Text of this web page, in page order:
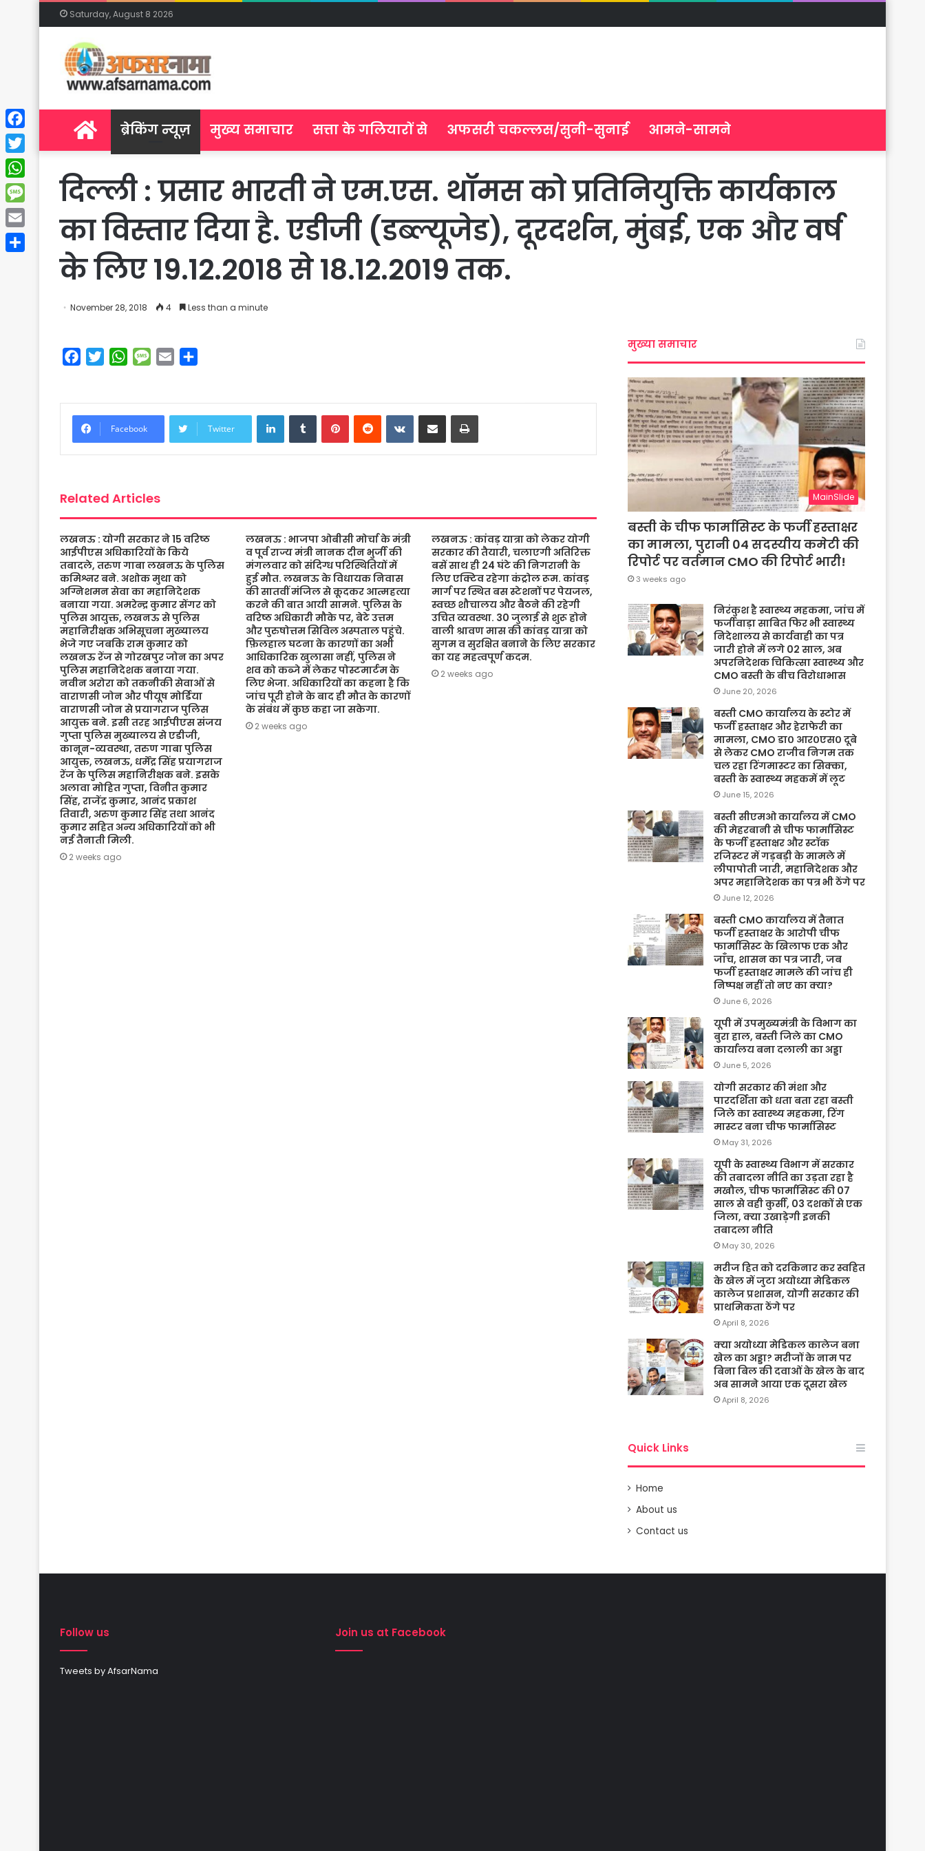
Saturday, August 8 2026
Homeब्रेकिंग न्यूज़ मुख्य समाचार सत्ता के गलियारों से अफसरी चकल्लस/सुनी-सुनाई आमने-सामने
दिल्ली : प्रसार भारती ने एम.एस. थॉमस को प्रतिनियुक्ति कार्यकाल
का विस्तार दिया है. एडीजी (डब्ल्यूजेड), दूरदर्शन, मुंबई, एक और वर्ष
के लिए 19.12.2018 से 18.12.2019 तक.
November 28, 2018 4 Less than a minute
b
o
e
W
s
A
M
g
Facebook Twitter
LinkedInTumblrPinterestReddit VKontakte
Share via Email Print
Related Articles
लखनऊ : योगी सरकार ने 15 वरिष्ठ
आईपीएस अधिकारियों के किये
तबादले, तरुण गाबा लखनऊ के पुलिस
कमिश्नर बने. अशोक मुथा को
अग्निशमन सेवा का महानिदेशक
बनाया गया. अमरेन्द्र कुमार सेंगर को
पुलिस आयुक्त, लखनऊ से पुलिस
महानिरीक्षक अभिसूचना मुख्यालय
भेजे गए जबकि राम कुमार को
लखनऊ रेंज से गोरखपुर जोन का अपर
पुलिस महानिदेशक बनाया गया.
नवीन अरोरा को तकनीकी सेवाओं से
वाराणसी जोन और पीयूष मोर्डिया
वाराणसी जोन से प्रयागराज पुलिस
आयुक्त बने. इसी तरह आईपीएस संजय
गुप्ता पुलिस मुख्यालय से एडीजी,
कानून-व्यवस्था, तरुण गाबा पुलिस
आयुक्त, लखनऊ, धर्मेंद्र सिंह प्रयागराज
रेंज के पुलिस महानिरीक्षक बने. इसके
अलावा मोहित गुप्ता, विनीत कुमार
सिंह, राजेंद्र कुमार, आनंद प्रकाश
तिवारी, अरुण कुमार सिंह तथा आनंद
कुमार सहित अन्य अधिकारियों को भी
नई तैनाती मिली.
2 weeks ago
लखनऊ : भाजपा ओबीसी मोर्चा के मंत्री
व पूर्व राज्य मंत्री नानक दीन भुर्जी की
मंगलवार को संदिग्ध परिस्थितियों में
हुई मौत. लखनऊ के विधायक निवास
की सातवीं मंजिल से कूदकर आत्महत्या
करने की बात आयी सामने. पुलिस के
वरिष्ठ अधिकारी मौके पर, बेटे उत्तम
और पुरुषोत्तम सिविल अस्पताल पहुंचे.
फ़िलहाल घटना के कारणों का अभी
आधिकारिक खुलासा नहीं, पुलिस ने
शव को कब्जे में लेकर पोस्टमार्टम के
लिए भेजा. अधिकारियों का कहना है कि
जांच पूरी होने के बाद ही मौत के कारणों
के संबंध में कुछ कहा जा सकेगा.
2 weeks ago
लखनऊ : कांवड़ यात्रा को लेकर योगी
सरकार की तैयारी, चलाएगी अतिरिक्त
बसें साथ ही 24 घंटे की निगरानी के
लिए एक्टिव रहेगा कंट्रोल रूम. कांवड़
मार्ग पर स्थित बस स्टेशनों पर पेयजल,
स्वच्छ शौचालय और बैठने की रहेगी
उचित व्यवस्था. 30 जुलाई से शुरू होने
वाली श्रावण मास की कांवड़ यात्रा को
सुगम व सुरक्षित बनाने के लिए सरकार
का यह महत्वपूर्ण कदम.
2 weeks ago
मुख्या समाचार
MainSlide
बस्ती के चीफ फार्मासिस्ट के फर्जी हस्ताक्षर
का मामला, पुरानी 04 सदस्यीय कमेटी की
रिपोर्ट पर वर्तमान CMO की रिपोर्ट भारी!
3 weeks ago
निरंकुश है स्वास्थ्य महकमा, जांच में
फर्जीवाड़ा साबित फिर भी स्वास्थ्य
निदेशालय से कार्यवाही का पत्र
जारी होने में लगे 02 साल, अब
अपरनिदेशक चिकित्सा स्वास्थ्य और
CMO बस्ती के बीच विरोधाभास
June 20, 2026
बस्ती CMO कार्यालय के स्टोर में
फर्जी हस्ताक्षर और हेराफेरी का
मामला, CMO डा० आर०एस० दूबे
से लेकर CMO राजीव निगम तक
चल रहा रिंगमास्टर का सिक्का,
बस्ती के स्वास्थ्य महकमें में लूट
June 15, 2026
बस्ती सीएमओ कार्यालय में CMO
की मेहरबानी से चीफ फार्मासिस्ट
के फर्जी हस्ताक्षर और स्टॉक
रजिस्टर में गड़बड़ी के मामले में
लीपापोती जारी, महानिदेशक और
अपर महानिदेशक का पत्र भी ठेंगे पर
June 12, 2026
बस्ती CMO कार्यालय में तैनात
फर्जी हस्ताक्षर के आरोपी चीफ
फार्मासिस्ट के खिलाफ एक और
जाँच, शासन का पत्र जारी, जब
फर्जी हस्ताक्षर मामले की जांच ही
निष्पक्ष नहीं तो नए का क्या?
June 6, 2026
यूपी में उपमुख्यमंत्री के विभाग का
बुरा हाल, बस्ती जिले का CMO
कार्यालय बना दलाली का अड्डा
June 5, 2026
योगी सरकार की मंशा और
पारदर्शिता को धता बता रहा बस्ती
जिले का स्वास्थ्य महकमा, रिंग
मास्टर बना चीफ फार्मासिस्ट
May 31, 2026
यूपी के स्वास्थ्य विभाग में सरकार
की तबादला नीति का उड़ता रहा है
मखौल, चीफ फार्मासिस्ट की 07
साल से वही कुर्सी, 03 दशकों से एक
जिला, क्या उखाड़ेगी इनकी
तबादला नीति
May 30, 2026
मरीज हित को दरकिनार कर स्वहित
के खेल में जुटा अयोध्या मेडिकल
कालेज प्रशासन, योगी सरकार की
प्राथमिकता ठेंगे पर
April 8, 2026
क्या अयोध्या मेडिकल कालेज बना
खेल का अड्डा? मरीजों के नाम पर
बिना बिल की दवाओं के खेल के बाद
अब सामने आया एक दूसरा खेल
April 8, 2026
Quick Links
Home
About us
Contact us
Follow us
Tweets by AfsarNama
Join us at Facebook
Facebook
Twitter
WhatsApp
Message
Email